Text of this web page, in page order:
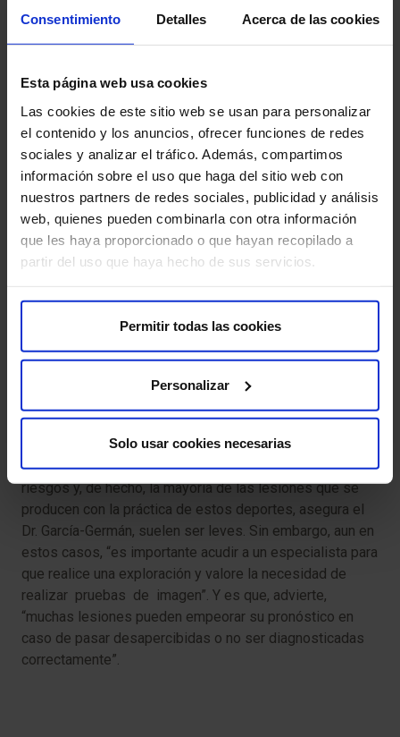
Consentimiento Detalles Acerca de las cookies
Esta página web usa cookies
Las cookies de este sitio web se usan para personalizar
el contenido y los anuncios, ofrecer funciones de redes
sociales y analizar el tráfico. Además, compartimos
información sobre el uso que haga del sitio web con
nuestros partners de redes sociales, publicidad y análisis
web, quienes pueden combinarla con otra información
que les haya proporcionado o que hayan recopilado a
partir del uso que haya hecho de sus servicios.
Permitir todas las cookies
Personalizar
Solo usar cookies necesarias
trata de actividades a las que se suele dedicar toda la
jornada, recomienda hacer descansos y comer algo. «La
cansado es mejor dejar de esquiar y volver al hotel»,
aconseja.
Protege tu piel y tus ojos
Uno de los alicientes de la montaña es poder disfrutar
del aire libre. No debemos olvidar que aquí nuestra
exposición a las radiaciones solares es superior a lo
factor 50 o 50+, aplicarla 15 minutos antes de esquiar y
reaplicarla cada 2 horas. Del mismo modo, debemos
adecuadas».
Ante una lesión, consulta
Todas estas recomendaicone nos ayudan a minimizar los
riesgos y, de hecho, la mayoria de las lesiones que se
producen con la práctica de estos deportes, asegura el
Dr. García-Germán, suelen ser leves. Sin embargo, aun en
estos casos, “es importante acudir a un especialista para
que realice una exploración y valore la necesidad de
realizar pruebas de imagen”. Y es que, advierte,
“muchas lesiones pueden empeorar su pronóstico en
caso de pasar desapercibidas o no ser diagnosticadas
correctamente”.